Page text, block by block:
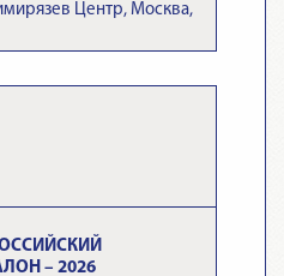
Центр, Москва,
– 2026